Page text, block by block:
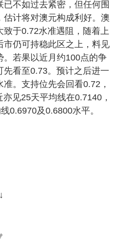
不如过去紧密，但任何围
计将对澳元构成利好。澳
于0.72水准遇阻，随着上
市仍可持稳此区之上，料见
。若果以近月约100点的争
看至0.73。预计之后进一
。支持位先会回看0.72，
见25天平均线在0.7140，
0.6970及0.6800水平。